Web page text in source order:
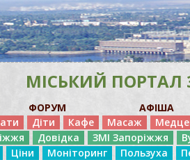
МІСЬКИЙ ПОРТАЛ
ФОРУМ АФІША
Діти Кафе Масаж
Довідка ЗМІ Запоріжжя
Ціни Моніторинг Пользуха